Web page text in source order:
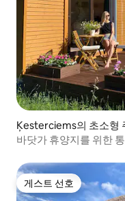
Ķesterciems의 초소형
바닷가 휴양지를 위한
게스트 선호
게스트 선호